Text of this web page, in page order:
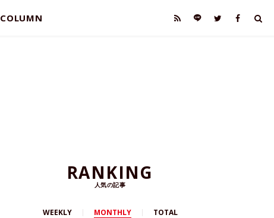
COLUMN
RANKING
人気の記事
WEEKLY MONTHLY TOTAL